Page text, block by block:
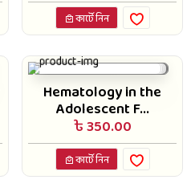
কার্টে নিন
Hematology in the
Adolescent F...
৳ 350.00
কার্টে নিন